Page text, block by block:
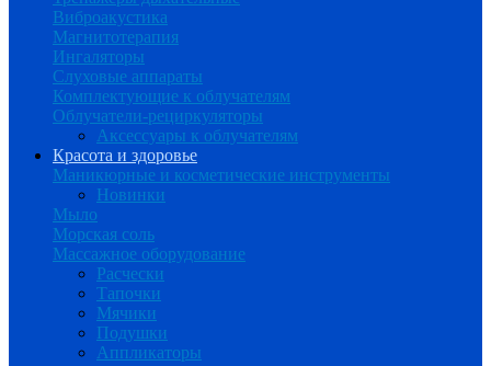
Виброакустика
Магнитотерапия
Ингаляторы
Слуховые аппараты
Комплектующие к облучателям
Облучатели-рециркуляторы
Аксессуары к облучателям
Красота и здоровье
Маникюрные и косметические инструменты
Новинки
Мыло
Морская соль
Массажное оборудование
Расчески
Тапочки
Мячики
Подушки
Аппликаторы